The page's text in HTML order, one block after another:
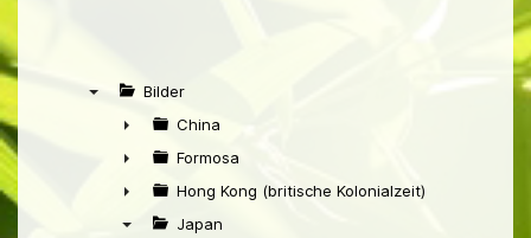
Bilder
►
China
►
Formosa
►
Hong Kong (britische Kolonialzeit)
Japan